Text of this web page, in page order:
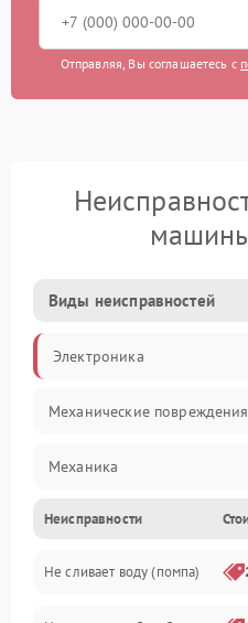
Отправляя, Вы соглашаетесь с
Виды неисправностей
Электроника
Механические повреждения
Механика
Электропитание
Водоснабжение
Неисправности
Не сливает воду (помпа)